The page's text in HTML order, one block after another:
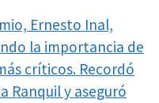
Ernesto Inal,
la importancia de
críticos. Recordó
Ranquil y aseguró